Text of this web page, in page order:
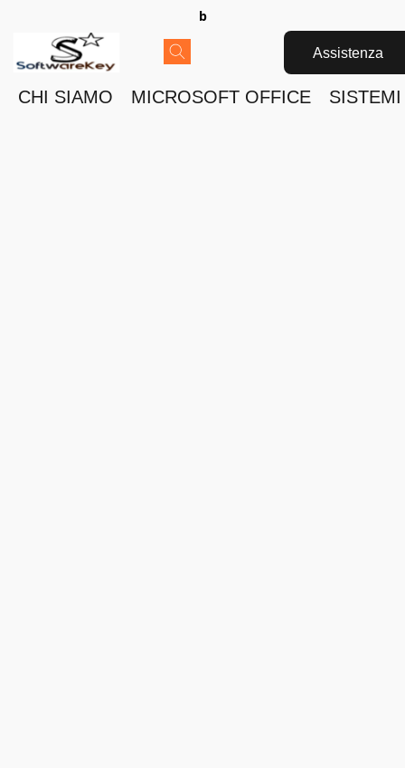
b
Assistenza
CHI SIAMO MICROSOFT OFFICE